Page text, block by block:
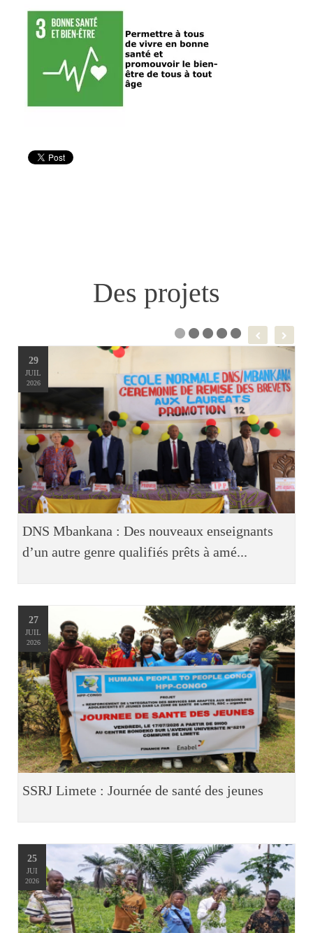
Des projets
29
JUIL
2026
DNS Mbankana : Des nouveaux enseignants
d’un autre genre qualifiés prêts à amé...
27
JUIL
2026
SSRJ Limete : Journée de santé des jeunes
25
JUI
2026